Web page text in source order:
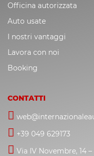
Officina autorizzata
Auto usate
I nostri vantaggi
Lavora con noi
Booking
CONTATTI
+39 049 629173
Via IV Novembre, 14